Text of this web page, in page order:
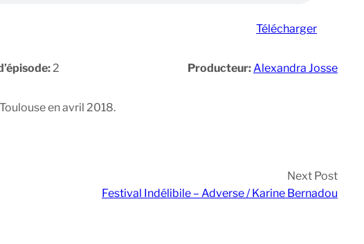
Télécharger
2 Producteur:Alexandra Josse
en avril 2018.
Next Post
Festival Indélibile – Adverse / Karine Bernadou